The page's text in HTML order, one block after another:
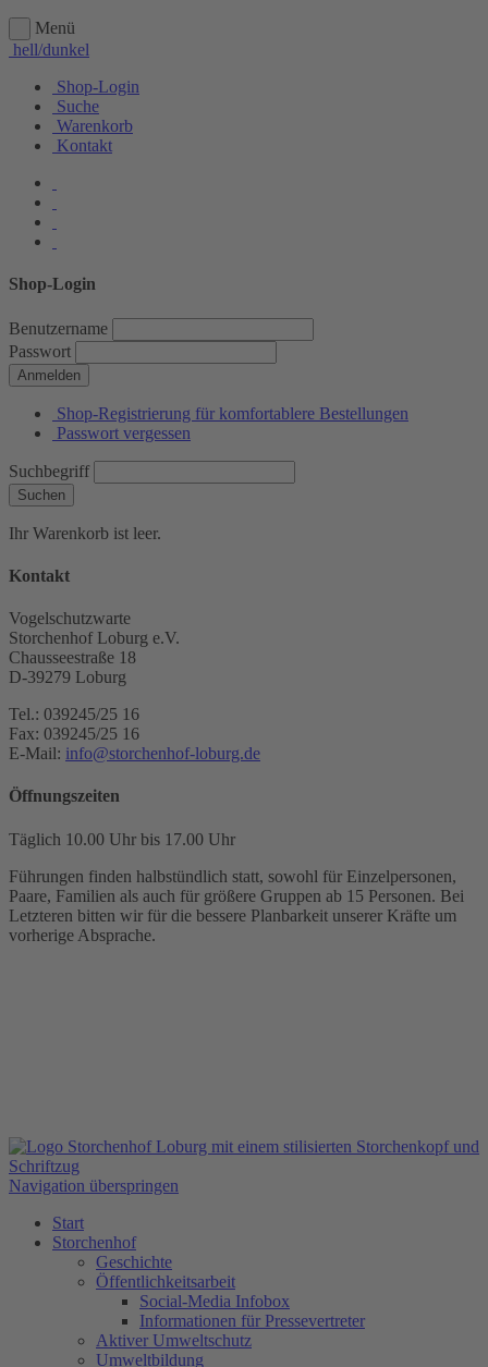
Menü
hell/dunkel
Shop-Login
Suche
Warenkorb
Kontakt
Shop-Login
Benutzername
Passwort
Anmelden
Shop-Registrierung für komfortablere Bestellungen
Passwort vergessen
Suchbegriff
Suchen
Ihr Warenkorb ist leer.
Kontakt
Vogelschutzwarte
Storchenhof Loburg e.V.
Chausseestraße 18
D-39279 Loburg
Tel.: 039245/25 16
Fax: 039245/25 16
E-Mail: info@storchenhof-loburg.de
Öffnungszeiten
Täglich 10.00 Uhr bis 17.00 Uhr
Führungen finden halbstündlich statt, sowohl für Einzelpersonen,
Paare, Familien als auch für größere Gruppen ab 15 Personen. Bei
Letzteren bitten wir für die bessere Planbarkeit unserer Kräfte um
vorherige Absprache.
Navigation überspringen
Start
Storchenhof
Geschichte
Öffentlichkeitsarbeit
Social-Media Infobox
Informationen für Pressevertreter
Aktiver Umweltschutz
Umweltbildung